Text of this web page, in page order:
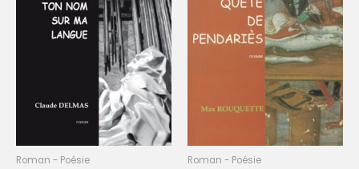
Roman - Poésie Roman - Poésie